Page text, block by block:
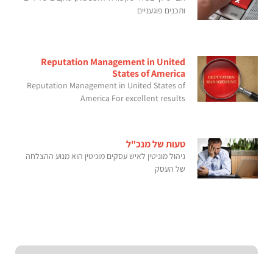
ותכנים פוגעניים
Reputation Management in United
States of America
Reputation Management in United States of
America For excellent results
טעות של מנכ"ל
ניהול מוניטין לאיש עסקים מוניטין הוא מנוע ההצלחה
של העסק